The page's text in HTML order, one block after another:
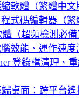
軟體（繁體中文
式碼編輯器（繁
（超頻檢測必備
腦效能、運作速
登錄檔清理、
桌面：跨平台遙